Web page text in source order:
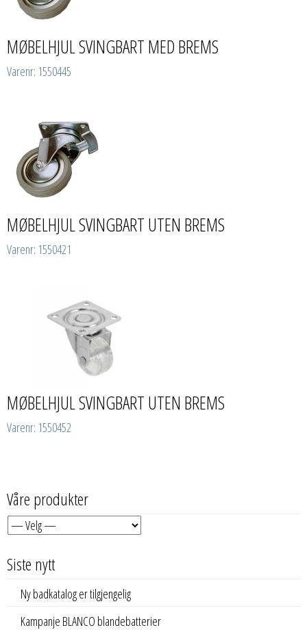
MØBELHJUL SVINGBART MED BREMS
Varenr: 1550445
MØBELHJUL SVINGBART UTEN BREMS
Varenr: 1550421
MØBELHJUL SVINGBART UTEN BREMS
Varenr: 1550452
Våre produkter
Siste nytt
Ny badkatalog er tilgjengelig
Kampanje BLANCO blandebatterier